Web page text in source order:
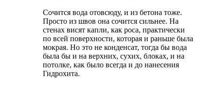
Сочится вода отовсюду, и из бетона тоже.
Просто из швов она сочится сильнее. На
стенах висят капли, как роса, практически
по всей поверхности, которая и раньше была
мокрая. Но это не конденсат, тогда бы вода
была бы и на верхних, сухих, блоках, и на
потолке, как было всегда и до нанесения
Гидрохита.